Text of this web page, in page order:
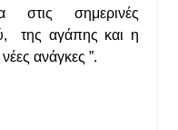
στις σημερινές
της αγάπης και η
ανάγκες ”.